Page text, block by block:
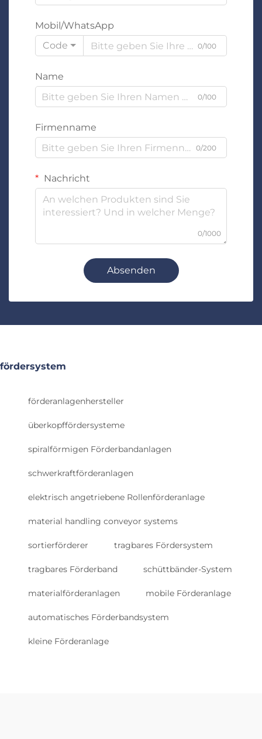
Mobil/WhatsApp
Code
0/100
Name
0/100
Firmenname
0/200
Nachricht
0/1000
Absenden
fördersystem
förderanlagenhersteller
überkopffördersysteme
spiralförmigen Förderbandanlagen
schwerkraftförderanlagen
elektrisch angetriebene Rollenförderanlage
material handling conveyor systems
sortierförderer tragbares Fördersystem
tragbares Förderband schüttbänder-System
materialförderanlagen mobile Förderanlage
automatisches Förderbandsystem
kleine Förderanlage